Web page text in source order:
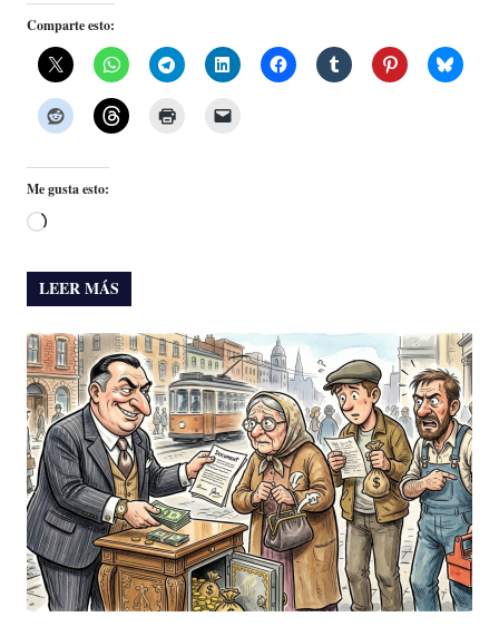
Comparte esto:
Me gusta esto:
Cargando...
LEER MÁS